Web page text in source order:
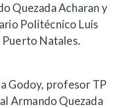
Quezada Acharan y
Politécnico Luis
Natales.
Godoy, profesor TP
Armando Quezada